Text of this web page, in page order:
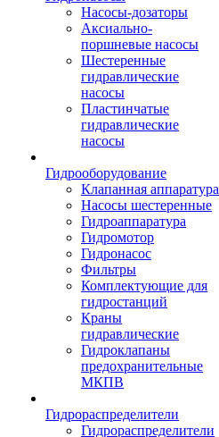
Насосы-дозаторы
Аксиально-
поршневые насосы
Шестеренные
гидравлические
насосы
Пластинчатые
гидравлические
насосы
Гидрооборудование
Клапанная аппаратура
Насосы шестеренные
Гидроаппаратура
Гидромотор
Гидронасос
Фильтры
Комплектующие для
гидростанций
Краны
гидравлические
Гидроклапаны
предохранительные
МКПВ
Гидрораспределители
Гидрораспределители